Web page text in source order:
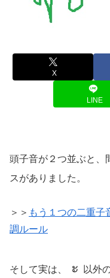
X
LINE
頭子音が２つ並ぶと、
スがありました。
＞＞ もう１つの二重
調ルール
そして実は、 ะ 以外